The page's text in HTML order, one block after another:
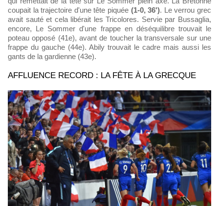
coupait la trajectoire d'une tête piquée (1-0, 36'). Le verrou grec
avait sauté et cela libérait les Tricolores. Servie par Bussaglia,
encore, Le Sommer d'une frappe en déséquilibre trouvait le
poteau opposé (41e), avant de toucher la transversale sur une
frappe du gauche (44e). Abily trouvait le cadre mais aussi les
gants de la gardienne (43e).
AFFLUENCE RECORD : LA FÊTE À LA GRECQUE